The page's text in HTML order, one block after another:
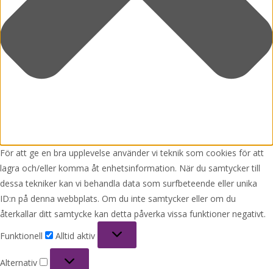
För att ge en bra upplevelse använder vi teknik som cookies för att
lagra och/eller komma åt enhetsinformation. När du samtycker till
dessa tekniker kan vi behandla data som surfbeteende eller unika
ID:n på denna webbplats. Om du inte samtycker eller om du
återkallar ditt samtycke kan detta påverka vissa funktioner negativt.
Funktionell
Alltid aktiv
Alternativ